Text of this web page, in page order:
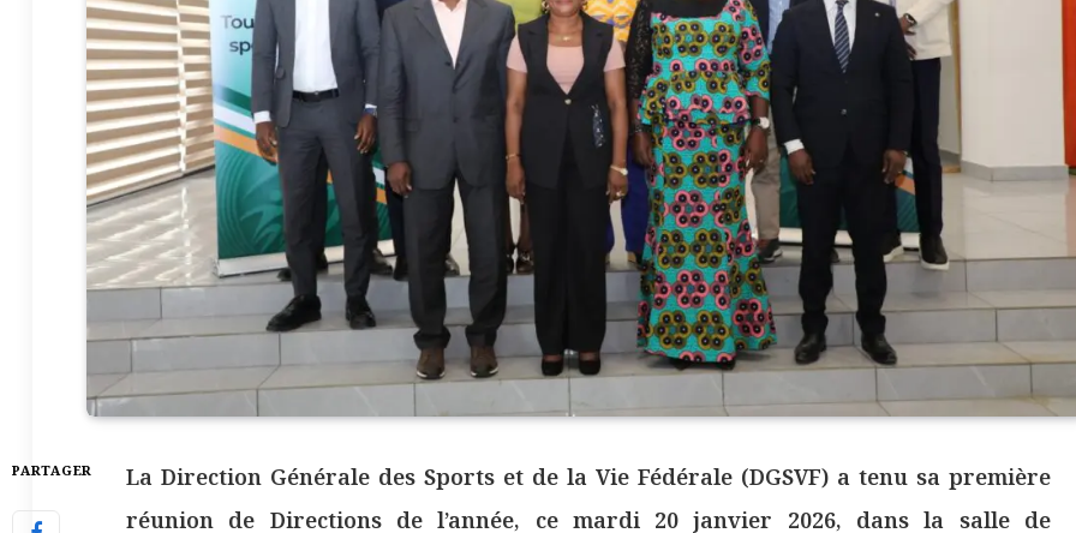
PARTAGER
La Direction Générale des Sports et de la Vie Fédérale (DGSVF) a tenu sa première
réunion de Directions de l’année, ce mardi 20 janvier 2026, dans la salle de